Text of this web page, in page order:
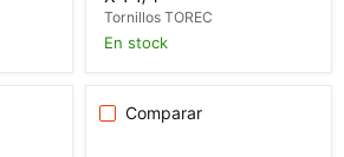
Tornillos TOREC
En stock
Comparar